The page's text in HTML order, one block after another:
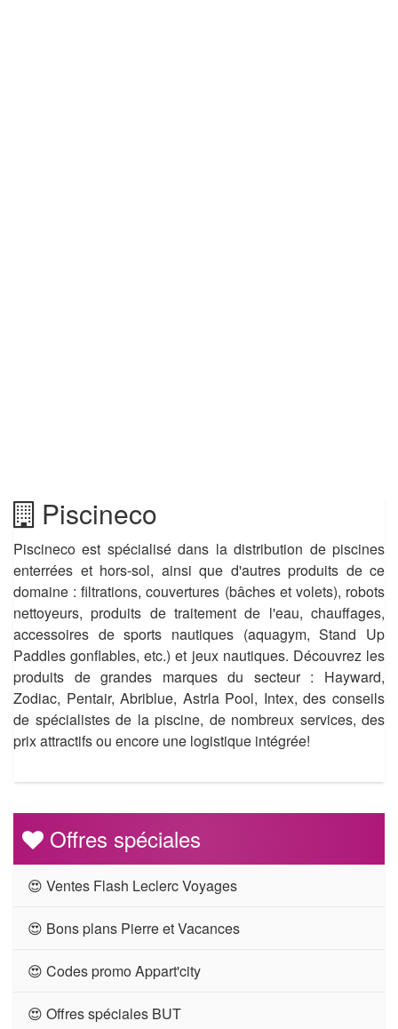
Piscineco
Piscineco est spécialisé dans la distribution de piscines
enterrées et hors-sol, ainsi que d'autres produits de ce
domaine : filtrations, couvertures (bâches et volets), robots
nettoyeurs, produits de traitement de l'eau, chauffages,
accessoires de sports nautiques (aquagym, Stand Up
Paddles gonflables, etc.) et jeux nautiques. Découvrez les
produits de grandes marques du secteur : Hayward,
Zodiac, Pentair, Abriblue, Astrla Pool, Intex, des conseils
de spécialistes de la piscine, de nombreux services, des
prix attractifs ou encore une logistique intégrée!
Offres spéciales
😍 Ventes Flash Leclerc Voyages
😍 Bons plans Pierre et Vacances
😍 Codes promo Appart'city
😍 Offres spéciales BUT